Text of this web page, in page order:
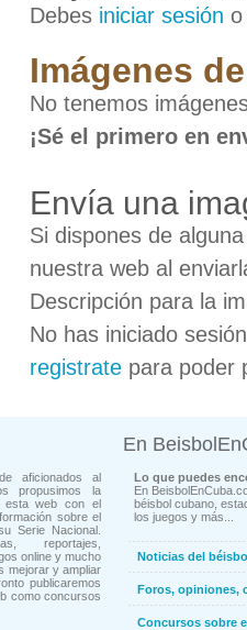
Debes iniciar sesión
Imágenes
No tenemos
¡Sé el primero en
Envía una
Si dispones de
nuestra web al
Descripción para la
No has iniciado
registrate para poder
aficionados al
propusimos la
esta web con el
sobre el
Serie Nacional.
reportajes,
online y mucho
mejorar y ampliar
publicaremos
como concursos
En
Lo que puedes
En
béisbol cubano,
los juegos y más...
Noticias del
Foros, opiniones,
Concursos sobre